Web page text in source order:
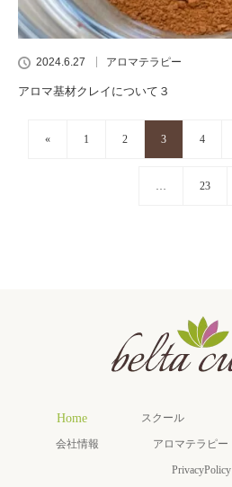
2024.6.27 アロマテラピー
アロマ基材クレイについて３
« 1 2 3 4
23
Home スクール
会社情報 アロマテラピー
PrivacyPolicy